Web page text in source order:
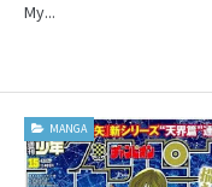
My...
MANGA